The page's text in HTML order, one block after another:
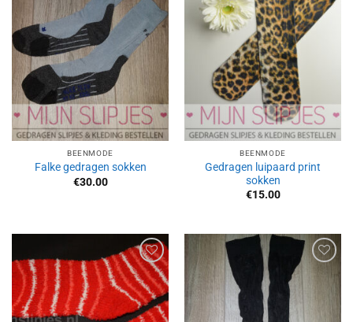
verlanglijst
toevoegen
BEENMODE
Falke gedragen sokken
€30.00
verlanglijst
toevoegen
BEENMODE
Gedragen luipaard print
sokken
€15.00
Aan
verlanglijst
toevoegen
Aan
verlanglijst
toevoegen